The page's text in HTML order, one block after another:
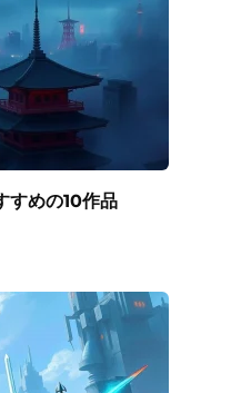
すめの10作品